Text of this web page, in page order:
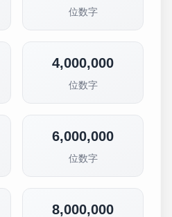
位数字
4,000,000
位数字
6,000,000
位数字
8,000,000